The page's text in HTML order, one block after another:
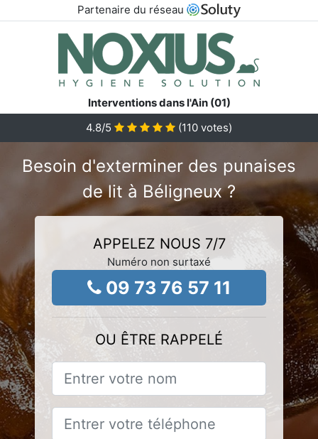
Partenaire du réseau
Interventions dans l'Ain (01)
4.8/5 (110 votes)
Besoin d'exterminer des punaises
de lit à Béligneux ?
APPELEZ NOUS 7/7
Numéro non surtaxé
09 73 76 57 11
OU ÊTRE RAPPELÉ